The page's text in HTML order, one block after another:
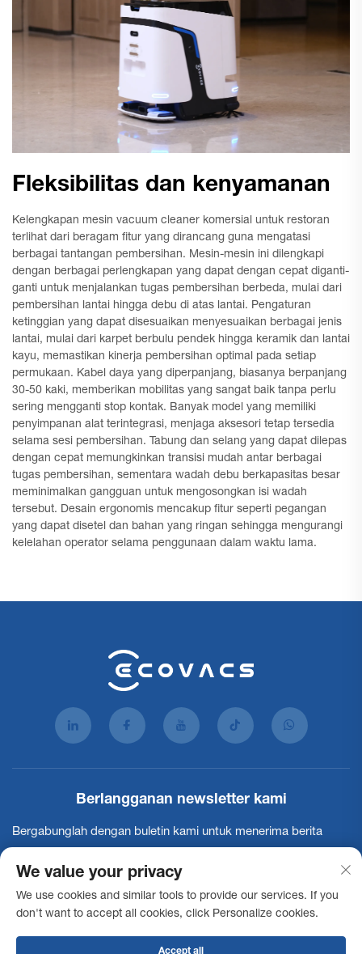
Fleksibilitas dan kenyamanan
Kelengkapan mesin vacuum cleaner komersial untuk restoran
terlihat dari beragam fitur yang dirancang guna mengatasi
berbagai tantangan pembersihan. Mesin-mesin ini dilengkapi
dengan berbagai perlengkapan yang dapat dengan cepat diganti-
ganti untuk menjalankan tugas pembersihan berbeda, mulai dari
pembersihan lantai hingga debu di atas lantai. Pengaturan
ketinggian yang dapat disesuaikan menyesuaikan berbagai jenis
lantai, mulai dari karpet berbulu pendek hingga keramik dan lantai
kayu, memastikan kinerja pembersihan optimal pada setiap
permukaan. Kabel daya yang diperpanjang, biasanya berpanjang
30-50 kaki, memberikan mobilitas yang sangat baik tanpa perlu
sering mengganti stop kontak. Banyak model yang memiliki
penyimpanan alat terintegrasi, menjaga aksesori tetap tersedia
selama sesi pembersihan. Tabung dan selang yang dapat dilepas
dengan cepat memungkinkan transisi mudah antar berbagai
tugas pembersihan, sementara wadah debu berkapasitas besar
meminimalkan gangguan untuk mengosongkan isi wadah
tersebut. Desain ergonomis mencakup fitur seperti pegangan
yang dapat disetel dan bahan yang ringan sehingga mengurangi
kelelahan operator selama penggunaan dalam waktu lama.
Berlangganan newsletter kami
Bergabunglah dengan buletin kami untuk menerima berita
Berlangganan
We value your privacy
We use cookies and similar tools to provide our services. If you
don't want to accept all cookies, click Personalize cookies.
Accept all